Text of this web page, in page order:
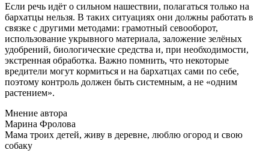
Если речь идёт о сильном нашествии, полагаться только на
бархатцы нельзя. В таких ситуациях они должны работать в
связке с другими методами: грамотный севооборот,
использование укрывного материала, заложение зелёных
удобрений, биологические средства и, при необходимости,
экстренная обработка. Важно помнить, что некоторые
вредители могут кормиться и на бархатцах сами по себе,
поэтому контроль должен быть системным, а не «одним
растением».
Мнение автора
Марина Фролова
Мама троих детей, живу в деревне, люблю огород и свою
собаку